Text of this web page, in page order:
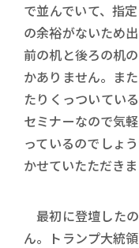
で並んでいて、指
の余裕がないため
前の机と後ろの机
かありません。ま
たりくっついてい
セミナーなので気
っているのでしょ
かせていたただきま
最初に登壇した
ん。トランプ大統